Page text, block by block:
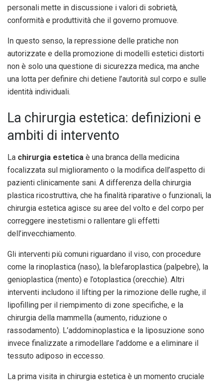
personali mette in discussione i valori di sobrietà,
conformità e produttività che il governo promuove.
In questo senso, la repressione delle pratiche non
autorizzate e della promozione di modelli estetici distorti
non è solo una questione di sicurezza medica, ma anche
una lotta per definire chi detiene l’autorità sul corpo e sulle
identità individuali.
La chirurgia estetica: definizioni e
ambiti di intervento
La chirurgia estetica è una branca della medicina
focalizzata sul miglioramento o la modifica dell’aspetto di
pazienti clinicamente sani. A differenza della chirurgia
plastica ricostruttiva, che ha finalità riparative o funzionali, la
chirurgia estetica agisce su aree del volto e del corpo per
correggere inestetismi o rallentare gli effetti
dell’invecchiamento.
Gli interventi più comuni riguardano il viso, con procedure
come la rinoplastica (naso), la blefaroplastica (palpebre), la
genioplastica (mento) e l’otoplastica (orecchie). Altri
interventi includono il lifting per la rimozione delle rughe, il
lipofilling per il riempimento di zone specifiche, e la
chirurgia della mammella (aumento, riduzione o
rassodamento). L’addominoplastica e la liposuzione sono
invece finalizzate a rimodellare l’addome e a eliminare il
tessuto adiposo in eccesso.
La prima visita in chirurgia estetica è un momento cruciale